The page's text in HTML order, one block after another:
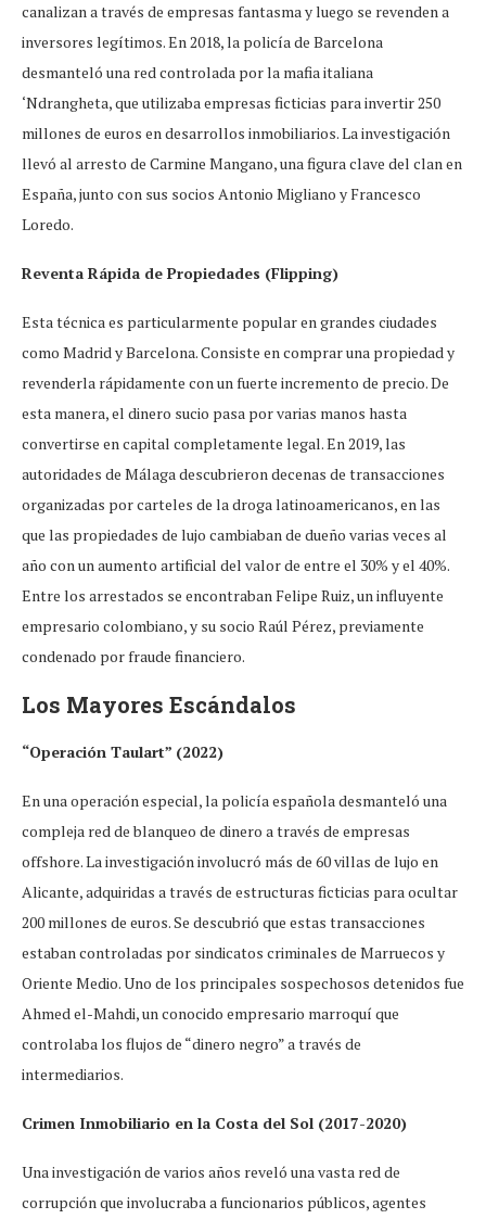
canalizan a través de empresas fantasma y luego se revenden a
inversores legítimos. En 2018, la policía de Barcelona
desmanteló una red controlada por la mafia italiana
‘Ndrangheta, que utilizaba empresas ficticias para invertir 250
millones de euros en desarrollos inmobiliarios. La investigación
llevó al arresto de Carmine Mangano, una figura clave del clan en
España, junto con sus socios Antonio Migliano y Francesco
Loredo.
Reventa Rápida de Propiedades (Flipping)
Esta técnica es particularmente popular en grandes ciudades
como Madrid y Barcelona. Consiste en comprar una propiedad y
revenderla rápidamente con un fuerte incremento de precio. De
esta manera, el dinero sucio pasa por varias manos hasta
convertirse en capital completamente legal. En 2019, las
autoridades de Málaga descubrieron decenas de transacciones
organizadas por carteles de la droga latinoamericanos, en las
que las propiedades de lujo cambiaban de dueño varias veces al
año con un aumento artificial del valor de entre el 30% y el 40%.
Entre los arrestados se encontraban Felipe Ruiz, un influyente
empresario colombiano, y su socio Raúl Pérez, previamente
condenado por fraude financiero.
Los Mayores Escándalos
“Operación Taulart” (2022)
En una operación especial, la policía española desmanteló una
compleja red de blanqueo de dinero a través de empresas
offshore. La investigación involucró más de 60 villas de lujo en
Alicante, adquiridas a través de estructuras ficticias para ocultar
200 millones de euros. Se descubrió que estas transacciones
estaban controladas por sindicatos criminales de Marruecos y
Oriente Medio. Uno de los principales sospechosos detenidos fue
Ahmed el-Mahdi, un conocido empresario marroquí que
controlaba los flujos de “dinero negro” a través de
intermediarios.
Crimen Inmobiliario en la Costa del Sol (2017-2020)
Una investigación de varios años reveló una vasta red de
corrupción que involucraba a funcionarios públicos, agentes